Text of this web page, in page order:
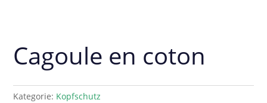
Cagoule en coton
Kategorie: Kopfschutz